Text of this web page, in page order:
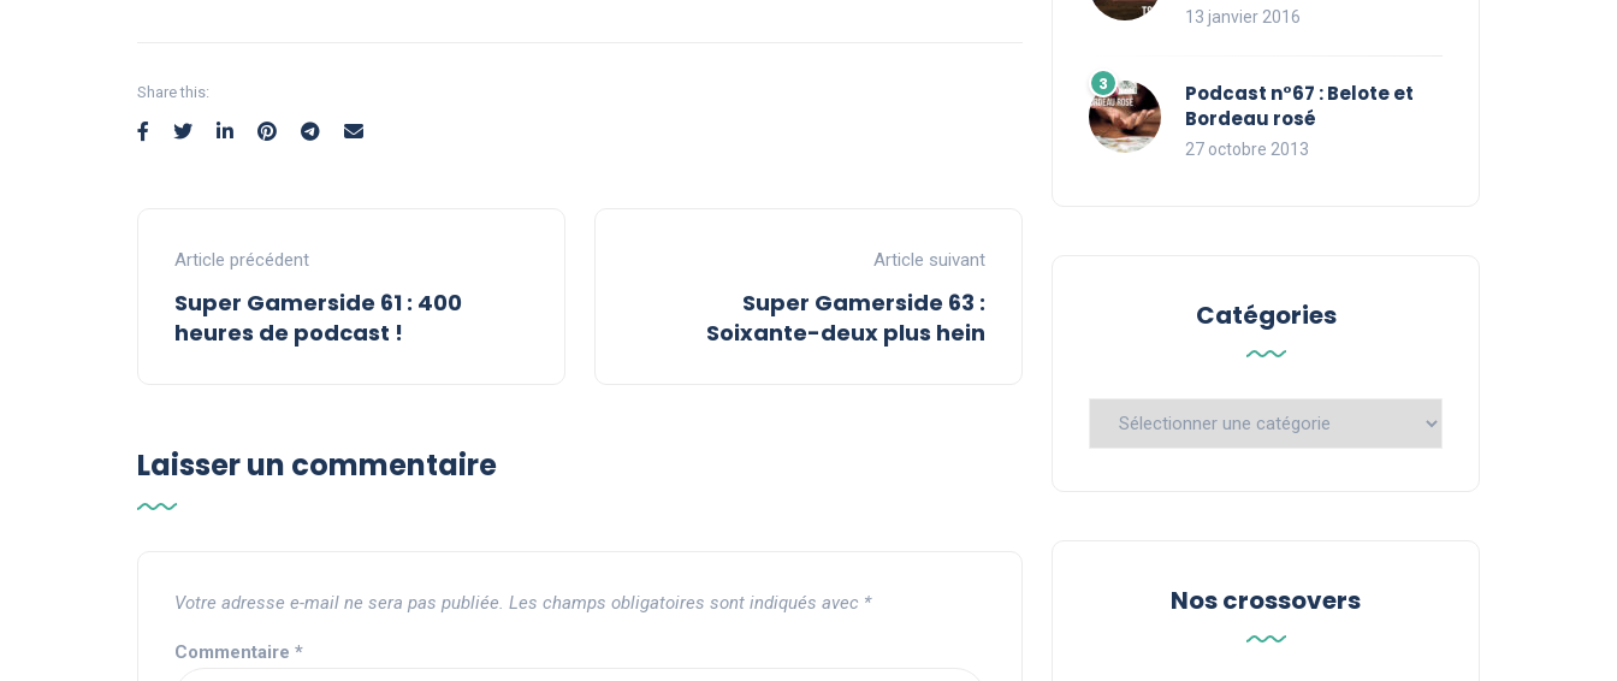
Share this:
Article précédent
Super Gamerside 61 : 400
heures de podcast !
Article suivant
Super Gamerside 63 :
Soixante-deux plus hein
Laisser un commentaire
Votre adresse e-mail ne sera pas publiée. Les champs obligatoires sont indiqués avec *
Commentaire *
13 janvier 2016
Podcast n°67 : Belote et
Bordeau rosé
27 octobre 2013
Catégories
Catégories
Nos crossovers